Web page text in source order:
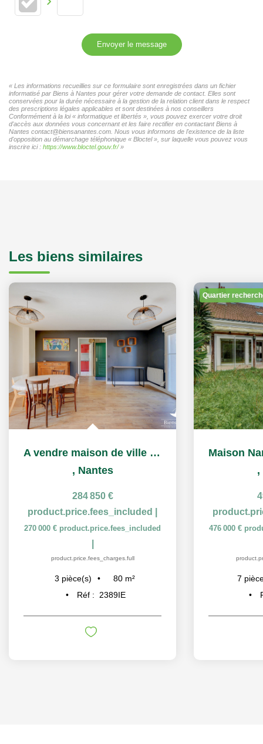
Envoyer le message
« Les informations recueillies sur ce formulaire sont enregistrées dans un fichier
informatisé par Biens à Nantes pour gérer votre demande de contact. Elles sont
conservées pour la durée nécessaire à la gestion de la relation client dans le respect
des prescriptions légales applicables et sont destinées à nos conseillers
Conformément à la loi « informatique et libertés », vous pouvez exercer votre droit
d'accès aux données vous concernant et les faire rectifier en contactant Biens à
Nantes contact@biensanantes.com. Nous vous informons de l'existence de la liste
d'opposition au démarchage téléphonique « Bloctel », sur laquelle vous pouvez vous
inscrire ici : https://www.bloctel.gouv.fr/»
Les biens similaires
A vendre maison de ville avec jardinet quartier du Croissant
, Nantes
284 850 €
product.price.fees_included
270 000 € product.price.fees_included
product.price.fees_charges.full
3 pièce(s) 80 m²
Réf :
2389IE
Quartier
,
476 000 €
7